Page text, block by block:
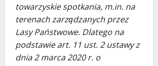
towarzyskie spotkania, m.in. na
terenach zarządzanych przez
Lasy Państwowe. Dlatego na
podstawie art. 11 ust. 2 ustawy z
dnia 2 marca 2020 r. o